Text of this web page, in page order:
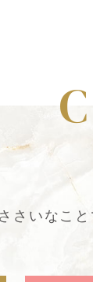
さいなこと